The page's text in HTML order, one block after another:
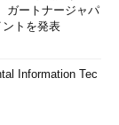
ガートナージャパ
トを発表
Information Tec